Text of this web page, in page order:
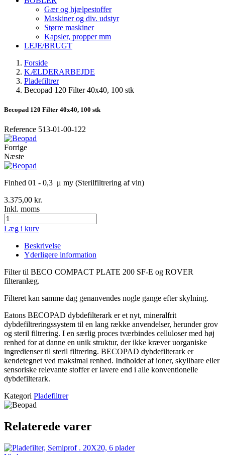
Gær og hjælpestoffer
Maskiner og div. udstyr
Større maskiner
Kapsler, propper mm
LEJE/BRUGT
Forside
KÆLDERARBEJDE
Pladefiltrer
Becopad 120 Filter 40x40, 100 stk
Becopad 120 Filter 40x40, 100 stk
Reference 513-01-00-122
Forrige
Næste
Finhed 01 - 0,3 μ my (Sterilfiltrering af vin)
3.375,00 kr.
Inkl. moms
Læg i kurv
Beskrivelse
Yderligere information
Filter til BECO COMPACT PLATE 200 SF-E og ROVER
filteranlæg.
Filteret kan samme dag genanvendes nogle gange efter skylning.
Eatons BECOPAD dybdefilterark er et nyt, mineralfrit
dybdefiltreringssystem til en lang række anvendelser, herunder grov
og steril filtrering. I en særlig proces tværbindes celluloser med høj
renhed for at danne en unik struktur, der ikke kræver uorganiske
ingredienser til steril filtrering. BECOPAD dybdefilterark er
kendetegnet ved maksimal renhed. Indholdet af ioner, skyllbare eller
sensoriske relevante stoffer er lavere end i alle konventionelle
dybdefilterark.
Kategori Pladefiltrer
Relaterede varer